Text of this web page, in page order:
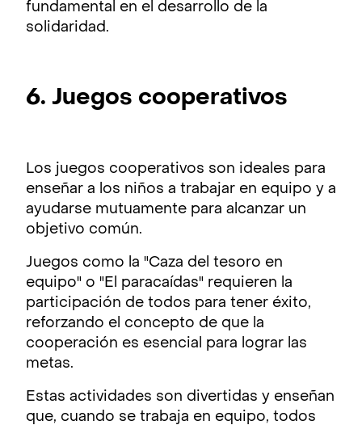
fundamental en el desarrollo de la
solidaridad.
6. Juegos cooperativos
Los juegos cooperativos son ideales para
enseñar a los niños a trabajar en equipo y a
ayudarse mutuamente para alcanzar un
objetivo común.
Juegos como la "Caza del tesoro en
equipo" o "El paracaídas" requieren la
participación de todos para tener éxito,
reforzando el concepto de que la
cooperación es esencial para lograr las
metas.
Estas actividades son divertidas y enseñan
que, cuando se trabaja en equipo, todos